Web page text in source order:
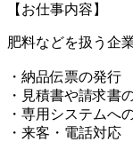
【お仕事内容】
肥料などを扱う企
・納品伝票の発行
・見積書や請求書
・専用システムへ
・来客・電話対応